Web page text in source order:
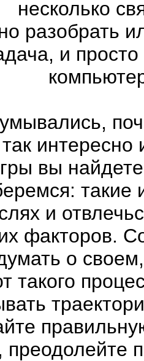
несколько
разобрать
и
вы
такие
и
факторов.
о
такого